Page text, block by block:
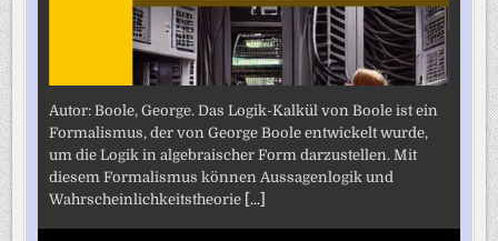
Autor: Boole, George. Das Logik-Kalkül von Boole ist ein
Formalismus, der von George Boole entwickelt wurde,
um die Logik in algebraischer Form darzustellen. Mit
diesem Formalismus können Aussagenlogik und
Wahrscheinlichkeitstheorie [...]